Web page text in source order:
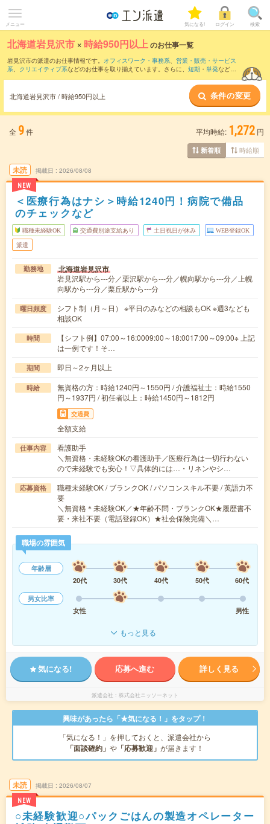
メニュー 気になる! ログイン 検索
北海道岩見沢市 × 時給950円以上のお仕事一覧
岩見沢市の派遣のお仕事情報です。 オフィスワーク・事務系、 営業・販売・サービス
系、 クリエイティブ系などのお仕事を取り揃えています。さらに、 短期 ・ 単発などの
時給1100円以上・ 1800円以上の求人はこちら
当サイトでは法令を遵守し、最低賃金以上の求人のみを掲載しています。
北海道岩見沢市 / 時給950円以上 条件の変更
全 9件 平均時給: 1,272 円
新着順 時給順
未読
NEW
掲載日 2026/08/08
＜医療行為はナシ＞時給1240円！病院で備品
のチェックなど
職種未経験OK 交通費別途支給あり 土日祝日が休み WEB登録OK
派遣
勤務地 北海道岩見沢市
岩見沢駅から---分／栗沢駅から---分／幌向駅から---分／上幌
向駅から---分／栗丘駅から---分
曜日頻度
シフト制（月～日） ※平日のみなどの相談もOK ※週3なども
相談OK
時間
【シフト例】07:00～16:0009:00～18:0017:00～09:00※ 上記
は一例です！そ…
期間 即日～2ヶ月以上
時給
無資格の方：時給1240円～1550円 / 介護福祉士：時給1550
円～1937円 / 初任者以上：時給1450円～1812円
交通費
全額支給
仕事内容
看護助手
＼無資格・未経験OKの看護助手／医療行為は一切行わない
ので未経験でも安心！▽具体的には…・リネンやシ…
応募資格
職種未経験OK / ブランクOK / パソコンスキル不要 / 英語力不
要
＼無資格＊未経験OK／★年齢不問・ブランクOK★履歴書不
要・来社不要（電話登録OK）★社会保険完備＼…
職場の雰囲気
年齢層
20代
30代 40代 50代
60代
男女比率
女性
男性
もっと見る
気になる! 応募へ進む 詳しく見る
派遣会社 株式会社ニッソーネット
興味があったら「★気になる！」をタップ！
「気になる！」を押しておくと、派遣会社から
「面談確約」 や 「応募歓迎」 が届きます！
未読
NEW
掲載日 2026/08/07
○未経験歓迎○パックごはんの製造オペレーター